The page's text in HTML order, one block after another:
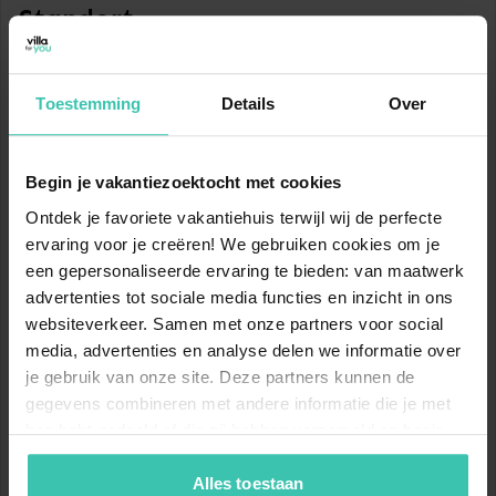
Toestemming Details Over
Begin je vakantiezoektocht met cookies
Ontdek je favoriete vakantiehuis terwijl wij de perfecte
ervaring voor je creëren! We gebruiken cookies om je
een gepersonaliseerde ervaring te bieden: van maatwerk
advertenties tot sociale media functies en inzicht in ons
websiteverkeer. Samen met onze partners voor social
media, advertenties en analyse delen we informatie over
je gebruik van onze site. Deze partners kunnen de
gegevens combineren met andere informatie die je met
hen hebt gedeeld of die zij hebben verzameld op basis
van je gebruik van hun diensten. Zo zorgen we ervoor dat
jouw vakantiezoektocht soepel en op maat verloopt!
Alles toestaan
Gästeunterkunft in der 1. Etage
Schlafzimmer Doppelbett
Schlafzimmer
Badezimmer
Dusche
Waschbecken
Toilette
Toilette
2. Gästeunterkunft Parterre
Schlafzimmer Doppelbett
Toilette
Standort
Lebensmittel Intermarché SUPER Flagnac et Drive
10,3 km
Lebensmittel E.Leclerc DRIVE Aubin / Decazeville
12,7 km
Lebensmittel Les Halles du Bassin
12,7 km
Lebensmittel ALDI
13 km